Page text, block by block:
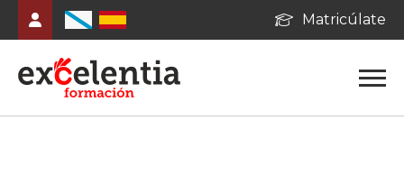
Matricúlate